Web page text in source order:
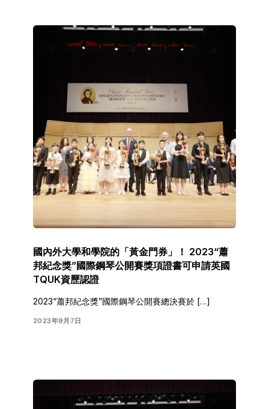
國內外大學和學院的「黃金門券」！ 2023“蕭
邦紀念獎”國際鋼琴公開賽獎項證書可申請英國
TQUK資歷認證
2023“蕭邦紀念獎”國際鋼琴公開賽總決賽於 […]
2023年9月7日